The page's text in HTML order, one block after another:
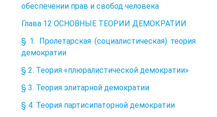
обеспечении прав и свобод человека
Глава 12 ОСНОВНЫЕ ТЕОРИИ ДЕМОКРАТИИ
§ 1. Пролетарская (социалистическая) теория
демократии
§ 2. Теория «плюралистической демократии»
§ 3. Теория элитарной демократии
§ 4. Теория партисипаторной демократии